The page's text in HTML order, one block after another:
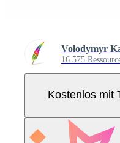
Volodymyr
16.575
Kostenlos mit